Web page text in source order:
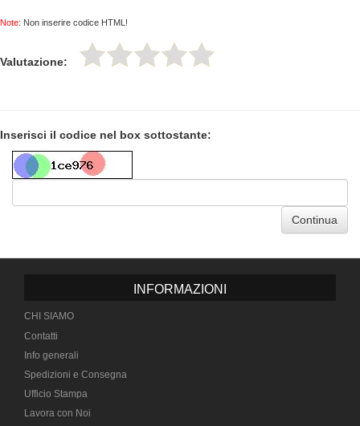
Note: Non inserire codice HTML!
Valutazione:
Inserisci il codice nel box sottostante:
Continua
INFORMAZIONI
CHI SIAMO
Contatti
Info generali
Spedizioni e Consegna
Ufficio Stampa
Lavora con Noi